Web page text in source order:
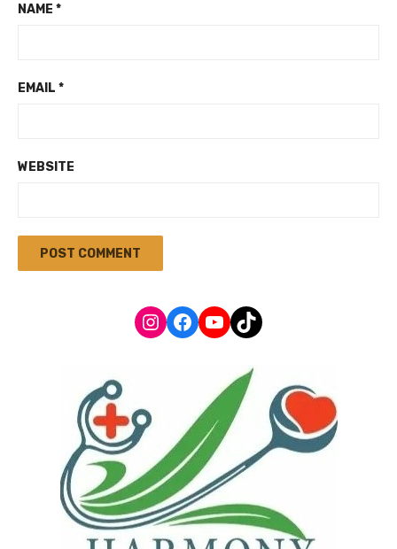
NAME *
EMAIL *
WEBSITE
Instagram
Facebook
YouTube
TikTok